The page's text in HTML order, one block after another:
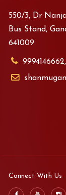
550/3, Dr
Bus Stand,
641009
Connect With Us